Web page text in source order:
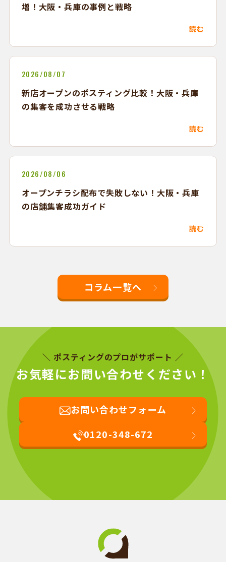
増！大阪・兵庫の事例と戦略
読む
2026/08/07
新店オープンのポスティング比較！大阪・兵庫
の集客を成功させる戦略
読む
2026/08/06
オープンチラシ配布で失敗しない！大阪・兵庫
の店舗集客成功ガイド
読む
コラム一覧へ
＼ ポスティングのプロがサポート ／
お気軽にお問い合わせください！
お問い合わせフォーム
0120-348-672